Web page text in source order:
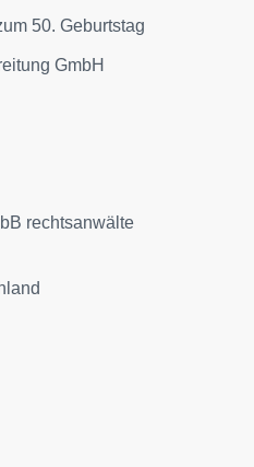
50. Geburtstag
GmbH
rechtsanwälte